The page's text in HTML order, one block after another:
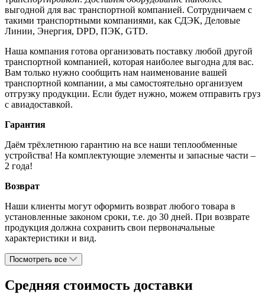
выгодной для вас транспортной компанией. Сотрудничаем с
такими транспортными компаниями, как СДЭК, Деловые
Линии, Энергия, DPD, ПЭК, GTD.
Наша компания готова организовать поставку любой другой
транспортной компанией, которая наиболее выгодна для вас.
Вам только нужно сообщить нам наименование вашей
транспортной компании, а мы самостоятельно организуем
отгрузку продукции. Если будет нужно, можем отправить груз
с авиадоставкой.
Гарантия
Даём трёхлетнюю гарантию на все наши теплообменные
устройства! На комплектующие элементы и запасные части –
2 года!
Возврат
Наши клиенты могут оформить возврат любого товара в
установленные законом сроки, т.е. до 30 дней. При возврате
продукция должна сохранить свои первоначальные
характеристики и вид.
Посмотреть все
Средняя стоимость доставки